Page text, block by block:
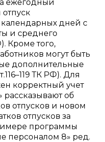
ежегодный
дней с
и среднего
Кроме того,
могут быть
дополнительные
ТК РФ). Для
корректный учет
рассказывают об
отпусков и новом
отпусков за
программы
персоналом 8» ред.